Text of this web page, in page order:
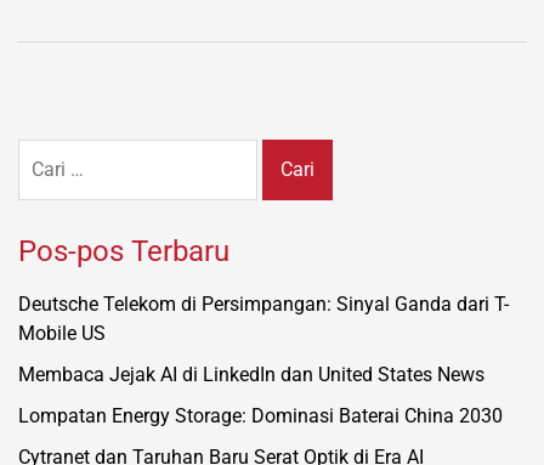
untuk:
Pos-pos Terbaru
Deutsche Telekom di Persimpangan: Sinyal Ganda dari T-
Mobile US
Membaca Jejak AI di LinkedIn dan United States News
Lompatan Energy Storage: Dominasi Baterai China 2030
Cytranet dan Taruhan Baru Serat Optik di Era AI